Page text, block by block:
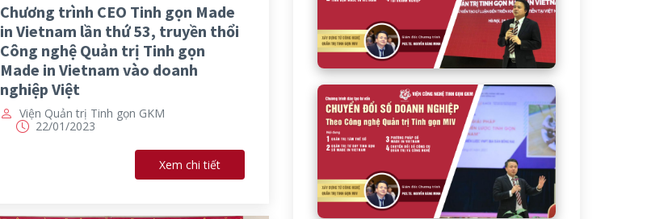
Chương trình CEO Tinh gọn Made
in Vietnam lần thứ 53, truyền thổi
Công nghệ Quản trị Tinh gọn
Made in Vietnam vào doanh
nghiệp Việt
Viện Quản trị Tinh gọn GKM
22/01/2023
Xem chi tiết